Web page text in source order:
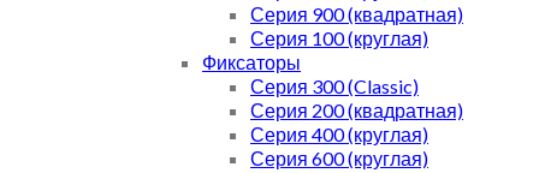
Серия 900 (квадратная)
Серия 100 (круглая)
Фиксаторы
Серия 300 (Classic)
Серия 200 (квадратная)
Серия 400 (круглая)
Серия 600 (круглая)